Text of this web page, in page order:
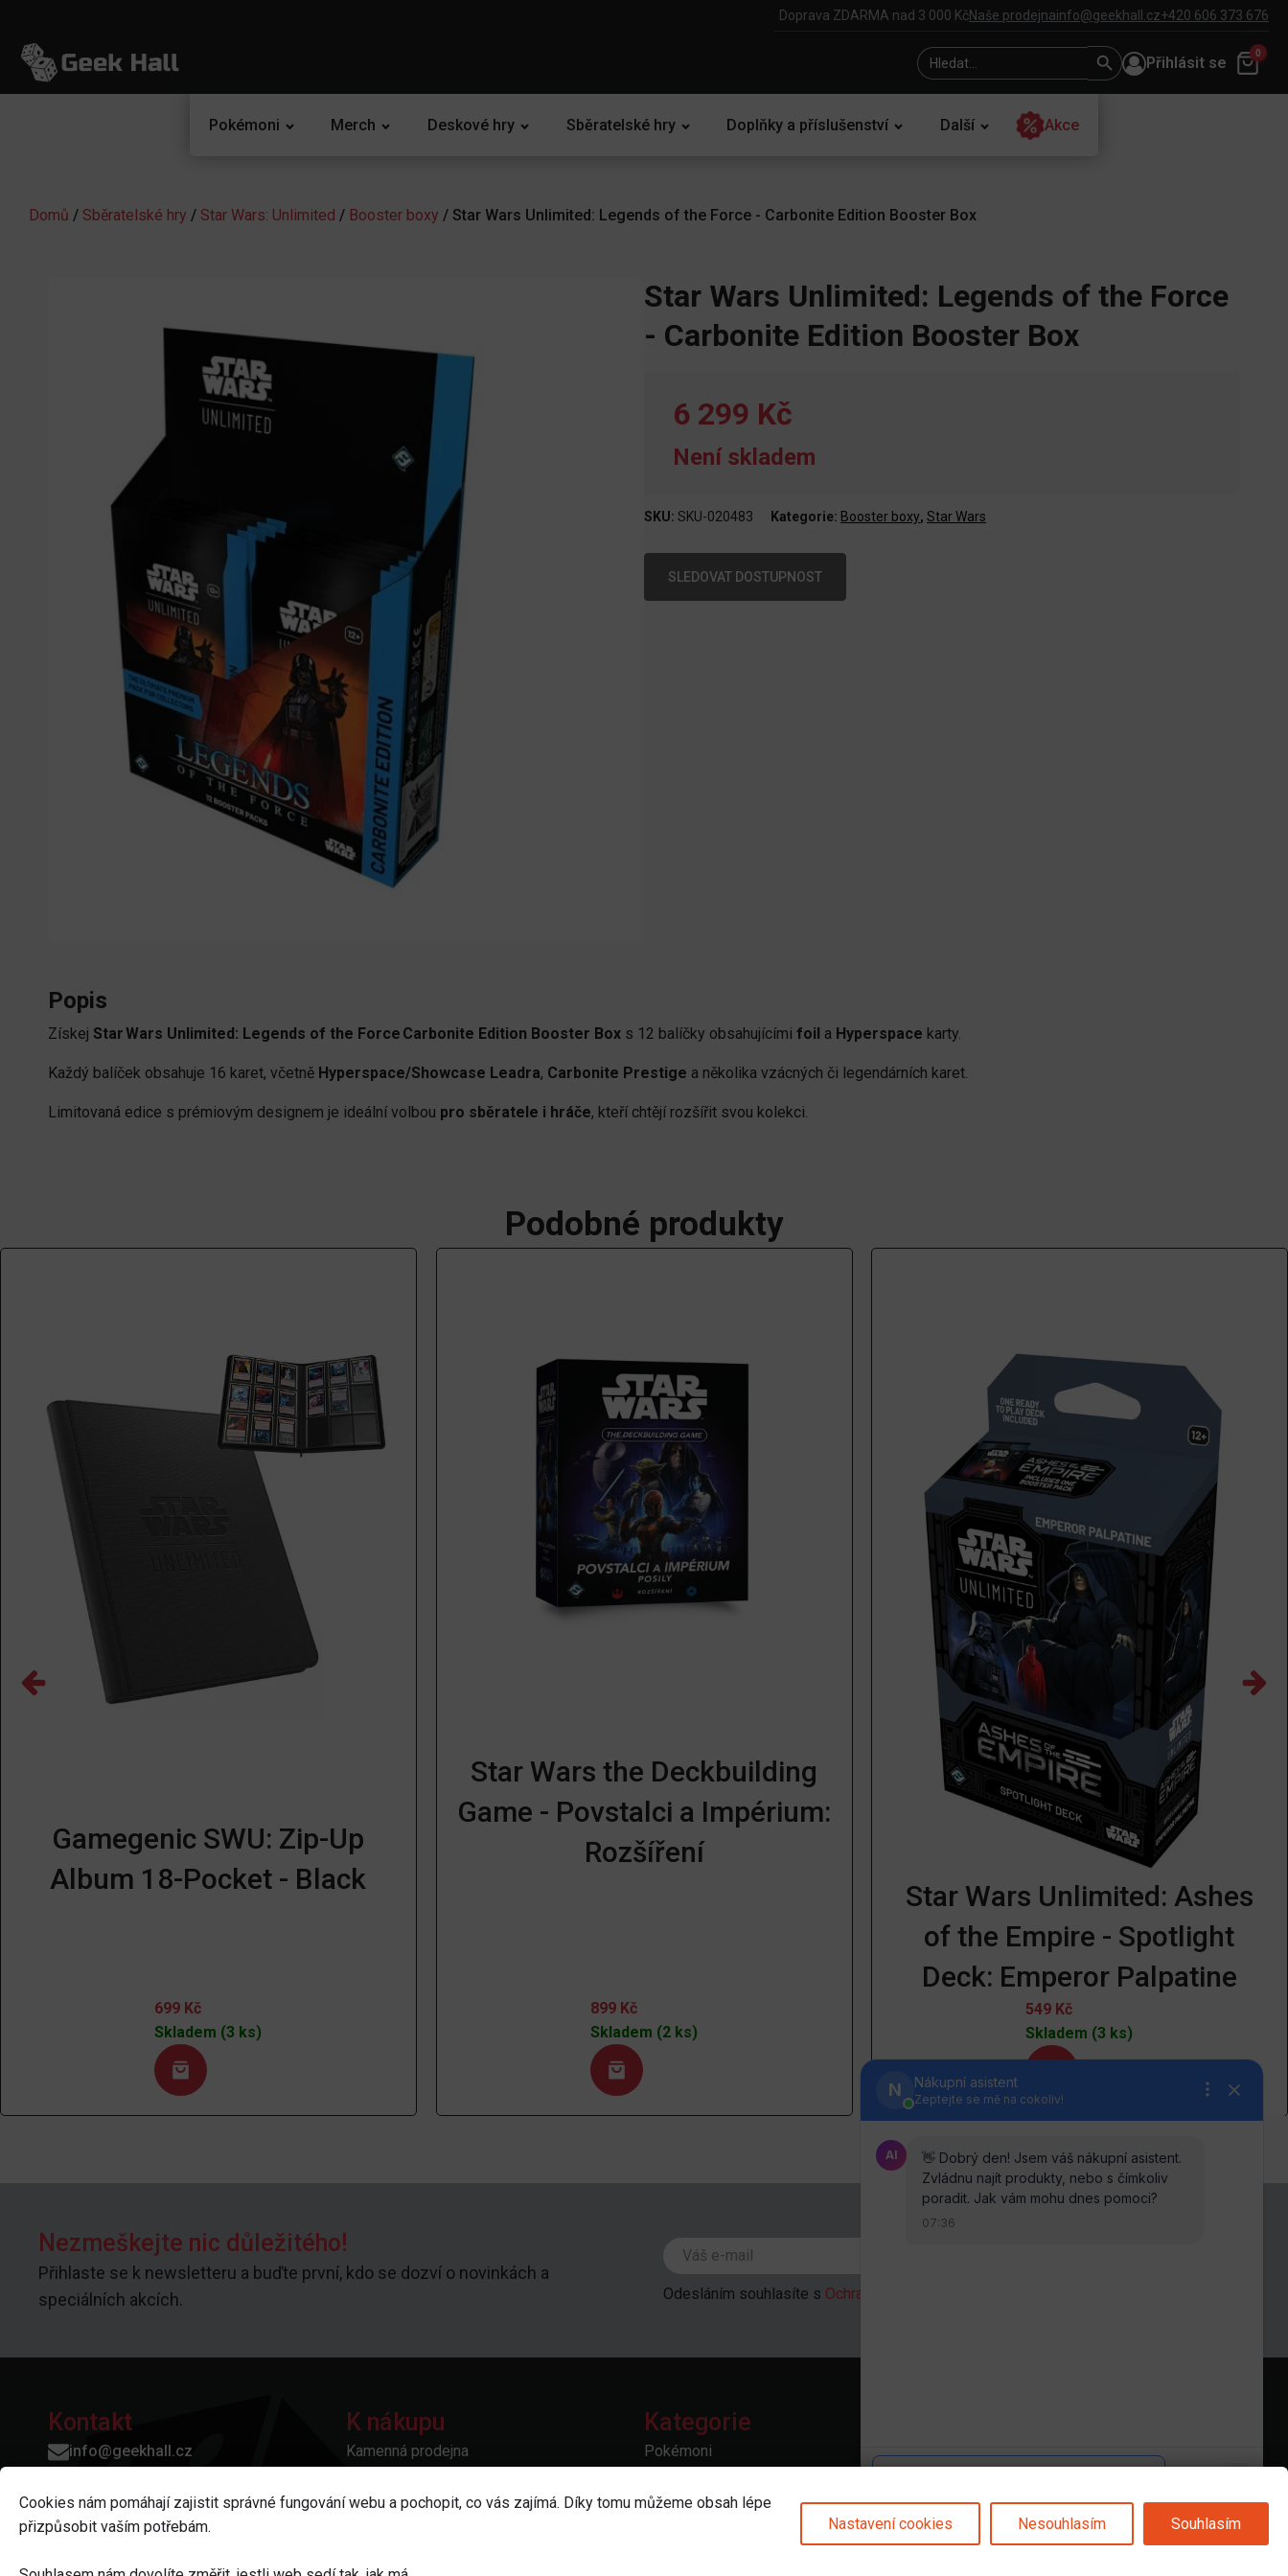
Doprava ZDARMA nad 3 000 KčNaše prodejnainfo@geekhall.cz+420 606 373 676
Search
for:
Search
Button
Přihlásit se
0
Pokémoni Merch Deskové hry Sběratelské hry Doplňky a příslušenství Další Akce
Domů / Sběratelské hry / Star Wars: Unlimited / Booster boxy / Star Wars Unlimited: Legends of the Force - Carbonite Edition Booster Box
Star Wars Unlimited: Legends of the Force
- Carbonite Edition Booster Box
6 299 Kč
Není skladem
SKU: SKU-020483 Kategorie: Booster boxy, Star Wars
SLEDOVAT DOSTUPNOST
Popis
Získej Star Wars Unlimited: Legends of the Force Carbonite Edition Booster Box s 12 balíčky obsahujícími foil a Hyperspace karty.
Každý balíček obsahuje 16 karet, včetně Hyperspace/Showcase Leadra, Carbonite Prestige a několika vzácných či legendárních karet.
Limitovaná edice s prémiovým designem je ideální volbou pro sběratele i hráče, kteří chtějí rozšířit svou kolekci.
Podobné produkty
Gamegenic SWU: Zip-Up
Album 18-Pocket - Black
699 Kč
Skladem (3 ks)
Star Wars the Deckbuilding
Game - Povstalci a Impérium:
Rozšíření
899 Kč
Skladem (2 ks)
Star Wars Unlimited: Ashes
of the Empire - Spotlight
Deck: Emperor Palpatine
549 Kč
Skladem (3 ks)
Nezmeškejte nic důležitého!
Přihlaste se k newsletteru a buďte první, kdo se dozví o novinkách a
speciálních akcích.
Odesláním souhlasíte s Ochranou osobních údajů
Kontakt
info@geekhall.cz
Geek Hallprodejna:
Dolní Valy 3940/2,
IČO: 11858770
K nákupu
Kamenná prodejna
Vše o nákupu
Reklamace a vrácení
Kategorie
Pokémoni
Deskové hry
Doplňky a příslušenství
Cookies nám pomáhají zajistit správné fungování webu a pochopit, co vás zajímá. Díky tomu můžeme obsah lépe
přizpůsobit vaším potřebám.
Nastavení cookies Nesouhlasím Souhlasím